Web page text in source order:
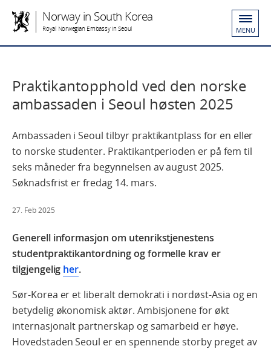
Norway in South Korea
Royal Norwegian Embassy in Seoul MENU
Praktikantopphold ved den norske
ambassaden i Seoul høsten 2025
Ambassaden i Seoul tilbyr praktikantplass for en eller
to norske studenter. Praktikantperioden er på fem til
seks måneder fra begynnelsen av august 2025.
Søknadsfrist er fredag 14. mars.
27. Feb 2025
Generell informasjon om utenrikstjenestens
studentpraktikantordning og formelle krav er
tilgjengelig her.
Sør-Korea er et liberalt demokrati i nordøst-Asia og en
betydelig økonomisk aktør. Ambisjonene for økt
internasjonalt partnerskap og samarbeid er høye.
Hovedstaden Seoul er en spennende storby preget av